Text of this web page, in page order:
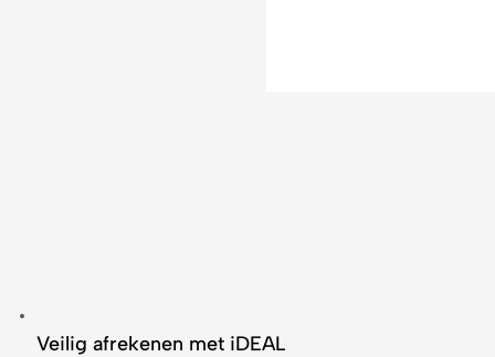
Veilig afrekenen met iDEAL